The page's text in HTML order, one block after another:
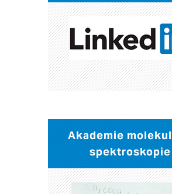
Akademie
spektroskopie